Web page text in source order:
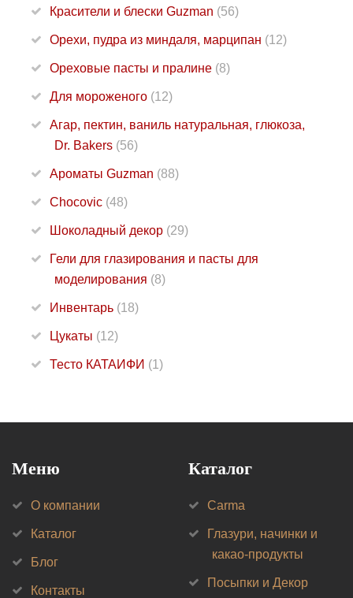
Красители и блески Guzman (56)
Орехи, пудра из миндаля, марципан (12)
Ореховые пасты и пралине (8)
Для мороженого (12)
Агар, пектин, ваниль натуральная, глюкоза,
Dr. Bakers (56)
Ароматы Guzman (88)
Chocovic (48)
Шоколадный декор (29)
Гели для глазирования и пасты для
моделирования (8)
Инвентарь (18)
Цукаты (12)
Тесто КАТАИФИ (1)
Меню
О компании
Каталог
Блог
Контакты
Каталог
Carma
Глазури, начинки и
какао-продукты
Посыпки и Декор